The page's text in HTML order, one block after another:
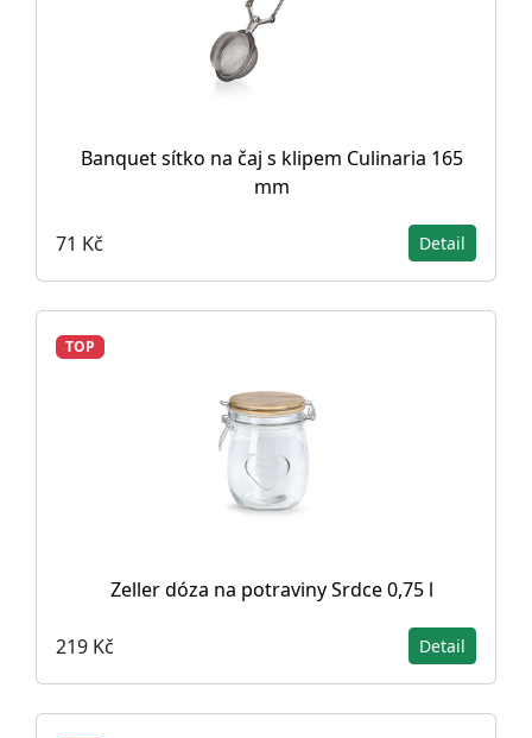
Banquet sítko na čaj s klipem Culinaria 165
mm
71 Kč Detail
TOP
Zeller dóza na potraviny Srdce 0,75 l
219 Kč Detail